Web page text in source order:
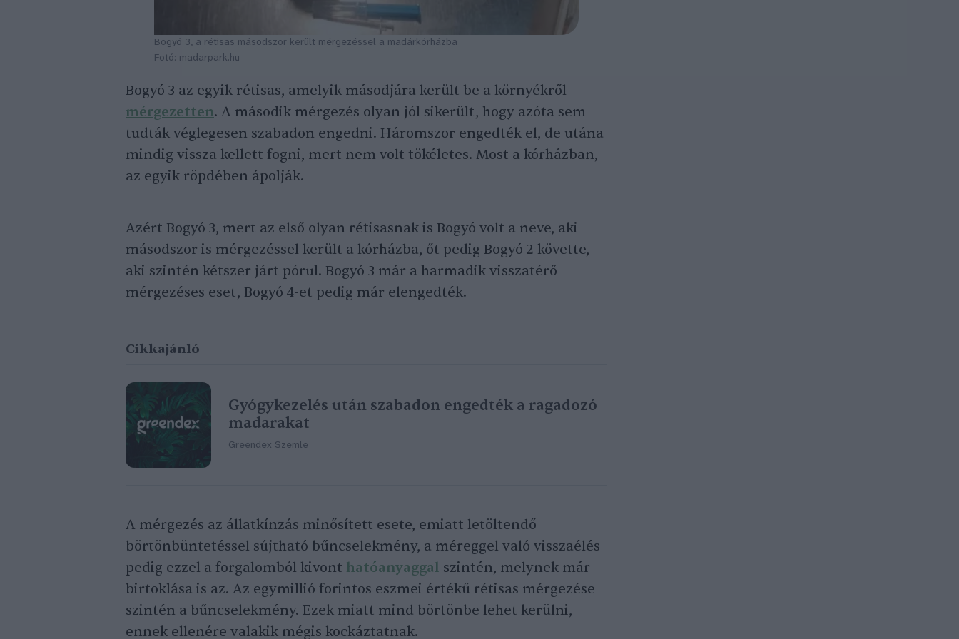
Bogyó 3, a rétisas másodszor került mérgezéssel a madárkórházba
Fotó: madarpark.hu
Bogyó 3 az egyik rétisas, amelyik másodjára került be a környékről
mérgezetten. A második mérgezés olyan jól sikerült, hogy azóta sem
tudták véglegesen szabadon engedni. Háromszor engedték el, de utána
mindig vissza kellett fogni, mert nem volt tökéletes. Most a kórházban,
az egyik röpdében ápolják.
Azért Bogyó 3, mert az első olyan rétisasnak is Bogyó volt a neve, aki
másodszor is mérgezéssel került a kórházba, őt pedig Bogyó 2 követte,
aki szintén kétszer járt pórul. Bogyó 3 már a harmadik visszatérő
mérgezéses eset, Bogyó 4-et pedig már elengedték.
Cikkajánló
Gyógykezelés után szabadon engedték a ragadozó
madarakat
Greendex Szemle
A mérgezés az állatkínzás minősített esete, emiatt letöltendő
börtönbüntetéssel sújtható bűncselekmény, a méreggel való visszaélés
pedig ezzel a forgalomból kivont hatóanyaggal szintén, melynek már
birtoklása is az. Az egymillió forintos eszmei értékű rétisas mérgezése
szintén a bűncselekmény. Ezek miatt mind börtönbe lehet kerülni,
ennek ellenére valakik mégis kockáztatnak.